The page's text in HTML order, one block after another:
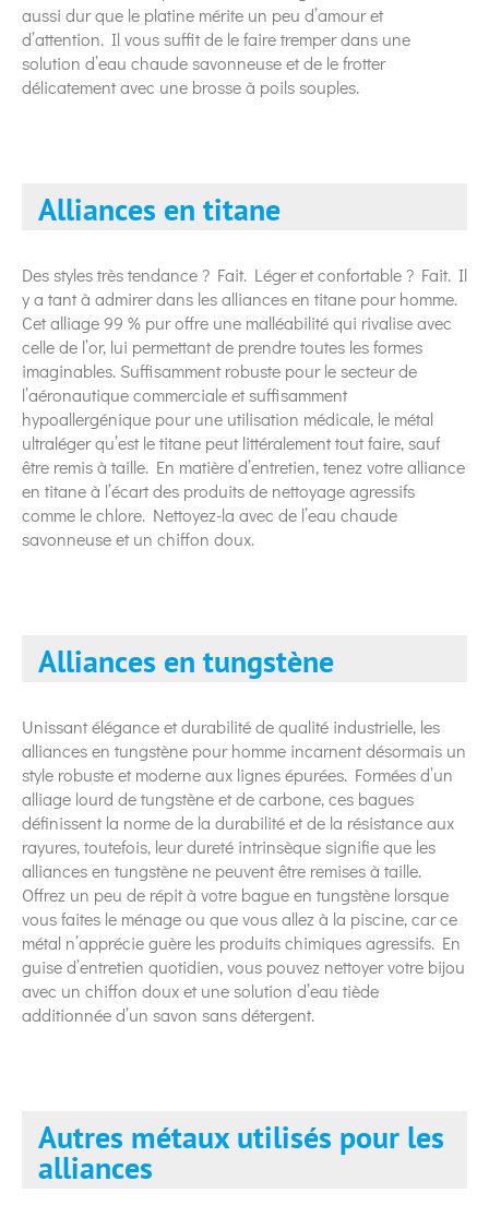
aussi dur que le platine mérite un peu d’amour et
d’attention. Il vous suffit de le faire tremper dans une
solution d’eau chaude savonneuse et de le frotter
délicatement avec une brosse à poils souples.
Alliances en titane
Des styles très tendance ? Fait. Léger et confortable ? Fait. Il
y a tant à admirer dans les alliances en titane pour homme.
Cet alliage 99 % pur offre une malléabilité qui rivalise avec
celle de l’or, lui permettant de prendre toutes les formes
imaginables. Suffisamment robuste pour le secteur de
l’aéronautique commerciale et suffisamment
hypoallergénique pour une utilisation médicale, le métal
ultraléger qu’est le titane peut littéralement tout faire, sauf
être remis à taille. En matière d’entretien, tenez votre alliance
en titane à l’écart des produits de nettoyage agressifs
comme le chlore. Nettoyez-la avec de l’eau chaude
savonneuse et un chiffon doux.
Alliances en tungstène
Unissant élégance et durabilité de qualité industrielle, les
alliances en tungstène pour homme incarnent désormais un
style robuste et moderne aux lignes épurées. Formées d’un
alliage lourd de tungstène et de carbone, ces bagues
définissent la norme de la durabilité et de la résistance aux
rayures, toutefois, leur dureté intrinsèque signifie que les
alliances en tungstène ne peuvent être remises à taille.
Offrez un peu de répit à votre bague en tungstène lorsque
vous faites le ménage ou que vous allez à la piscine, car ce
métal n’apprécie guère les produits chimiques agressifs. En
guise d’entretien quotidien, vous pouvez nettoyer votre bijou
avec un chiffon doux et une solution d’eau tiède
additionnée d’un savon sans détergent.
Autres métaux utilisés pour les
alliances